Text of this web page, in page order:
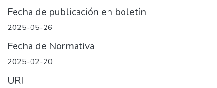
Fecha de publicación en boletín
2025-05-26
Fecha de Normativa
2025-02-20
URI